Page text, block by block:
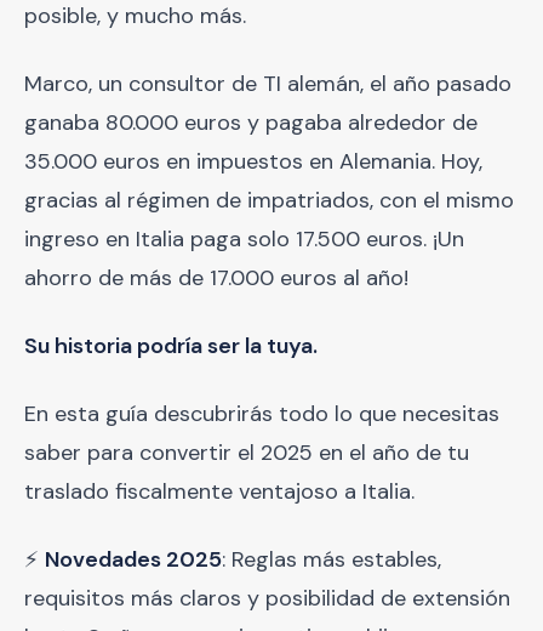
posible, y mucho más.
Marco, un consultor de TI alemán, el año pasado
ganaba 80.000 euros y pagaba alrededor de
35.000 euros en impuestos en Alemania. Hoy,
gracias al régimen de impatriados, con el mismo
ingreso en Italia paga solo 17.500 euros. ¡Un
ahorro de más de 17.000 euros al año!
Su historia podría ser la tuya.
En esta guía descubrirás todo lo que necesitas
saber para convertir el 2025 en el año de tu
traslado fiscalmente ventajoso a Italia.
⚡ Novedades 2025: Reglas más estables,
requisitos más claros y posibilidad de extensión